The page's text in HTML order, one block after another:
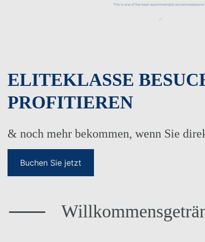
IDEAL FÜR
ELITEKLASSE
PROFITIEREN
& noch mehr bekommen, wenn Sie
Buchen Sie jetzt
Willkommensgetränk